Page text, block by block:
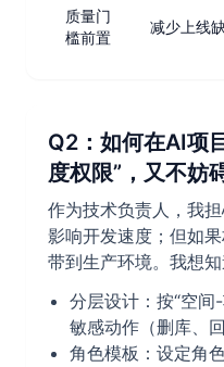
质量门
槛前置
减少上线
Q2：如何在AI项
度权限”，又不妨
作为技术负责人，我
影响开发速度；但如
带到生产环境。我想知
分层设计：按“空间
敏感动作（删库、
角色模板：设定角